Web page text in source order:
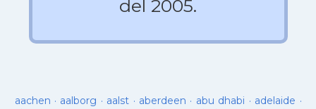
del 2005.
aachen · aalborg · aalst · aberdeen · abu dhabi · adelaide ·